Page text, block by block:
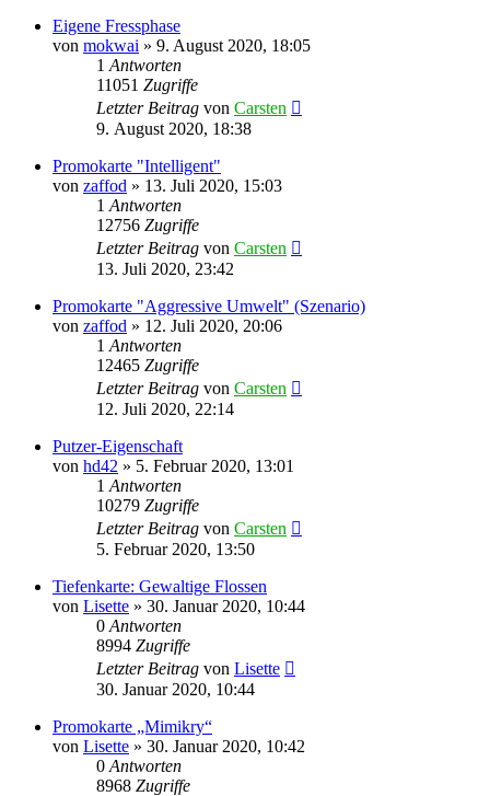
Eigene Fressphase
von mokwai » 9. August 2020, 18:05
1 Antworten
11051 Zugriffe
Letzter Beitrag von Carsten
9. August 2020, 18:38
Promokarte "Intelligent"
von zaffod » 13. Juli 2020, 15:03
1 Antworten
12756 Zugriffe
Letzter Beitrag von Carsten
13. Juli 2020, 23:42
Promokarte "Aggressive Umwelt" (Szenario)
von zaffod » 12. Juli 2020, 20:06
1 Antworten
12465 Zugriffe
Letzter Beitrag von Carsten
12. Juli 2020, 22:14
Putzer-Eigenschaft
von hd42 » 5. Februar 2020, 13:01
1 Antworten
10279 Zugriffe
Letzter Beitrag von Carsten
5. Februar 2020, 13:50
Tiefenkarte: Gewaltige Flossen
von Lisette » 30. Januar 2020, 10:44
0 Antworten
8994 Zugriffe
Letzter Beitrag von Lisette
30. Januar 2020, 10:44
Promokarte „Mimikry“
von Lisette » 30. Januar 2020, 10:42
0 Antworten
8968 Zugriffe